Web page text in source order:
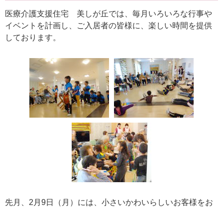
医療介護支援住宅 美しが丘では、毎月いろいろな行事や
イベントを計画し、ご入居者の皆様に、楽しい時間を提供
しております。
先月、2月9日（月）には、小さいかわいらしいお客様をお